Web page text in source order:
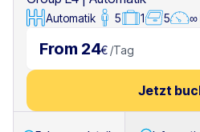
Automatik 5 1 5 ∞
From 24€ /Tag
Jetzt